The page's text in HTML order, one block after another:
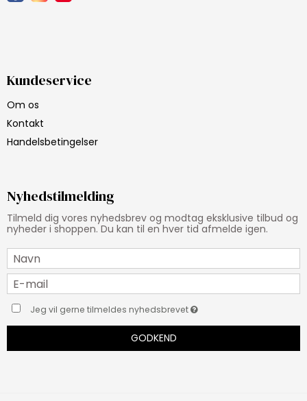
Kundeservice
Om os
Kontakt
Handelsbetingelser
Nyhedstilmelding
Tilmeld dig vores nyhedsbrev og modtag eksklusive tilbud og
nyheder i shoppen. Du kan til en hver tid afmelde igen.
Jeg vil gerne tilmeldes nyhedsbrevet
GODKEND